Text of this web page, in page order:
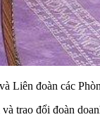
Liên đoàn các
trao đổi đoàn